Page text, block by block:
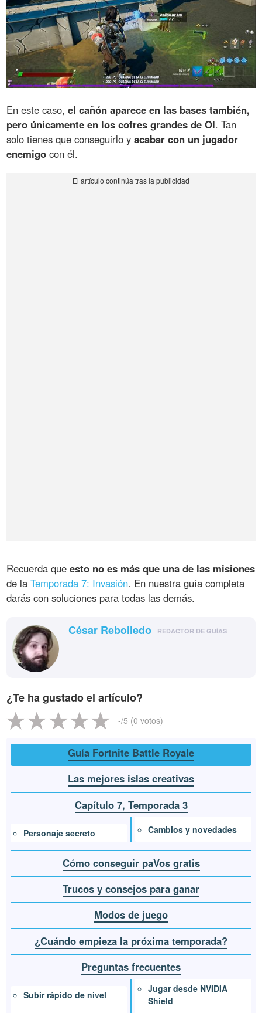
En este caso,el cañón aparece en las bases también,
pero únicamente en los cofres grandes de OI. Tan
solo tienes que conseguirlo yacabar con un jugador
enemigo con él.
Recuerda queesto no es más que una de las misiones
de laTemporada 7: Invasión. En nuestra guía completa
darás con soluciones para todas las demás.
César Rebolledo REDACTOR DE GUÍAS
¿Te ha gustado el artículo?
-/5 (0 votos)
Guía Fortnite Battle Royale
Las mejores islas creativas
Capítulo 7, Temporada 3
Personaje secreto Cambios y novedades
Cómo conseguir paVos gratis
Trucos y consejos para ganar
Modos de juego
¿Cuándo empieza la próxima temporada?
Preguntas frecuentes
Subir rápido de nivel
Jugar desde NVIDIA
Shield